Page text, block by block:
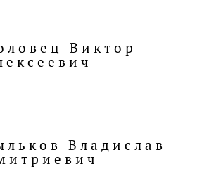
Виктор
Владислав